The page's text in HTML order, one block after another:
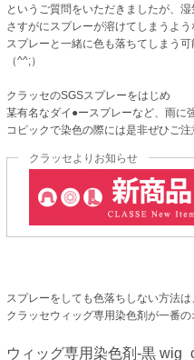
というご質問をいただきましたが、
さすがにスプレーが溶けてしまうよう
スプレーと一緒に色も落ちてしまう
（^^;）
クラッセのSGSスプレーをはじめ
某有名なダイ●ースプレーなど、雨に
コピックで染色の際には是非ぜひご注
クラッセよりお知らせ
スプレーをしても色落ちしない方法は
クラッセウィッグ専用染色剤が一番
ウィッグ専用染色剤‐黒